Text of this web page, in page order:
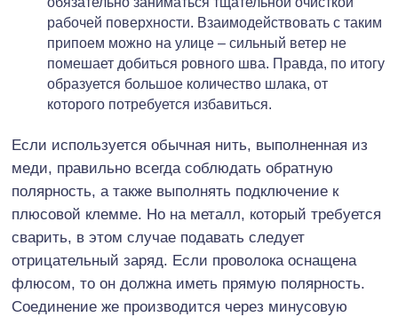
рабочей поверхности. Взаимодействовать с таким
припоем можно на улице – сильный ветер не
помешает добиться ровного шва. Правда, по итогу
образуется большое количество шлака, от
которого потребуется избавиться.
Если используется обычная нить, выполненная из
меди, правильно всегда соблюдать обратную
полярность, а также выполнять подключение к
плюсовой клемме. Но на металл, который требуется
сварить, в этом случае подавать следует
отрицательный заряд. Если проволока оснащена
флюсом, то он должна иметь прямую полярность.
Соединение же производится через минусовую